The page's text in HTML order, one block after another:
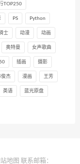
TOP250
PS Python
士 动漫 动画
奥特曼 女声歌曲
插画 摄影
俊杰 漫画 王芳
英语 蓝光原盘
地图 联系邮箱：